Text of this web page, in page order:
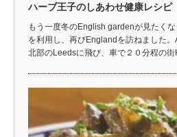
ハーブ王子のしあわせ健康レシピ
もう一度冬のEnglish gardenが見たく
を利用し、再びEnglandを訪ねました
北部のLeedsに飛び、車で２０分程の